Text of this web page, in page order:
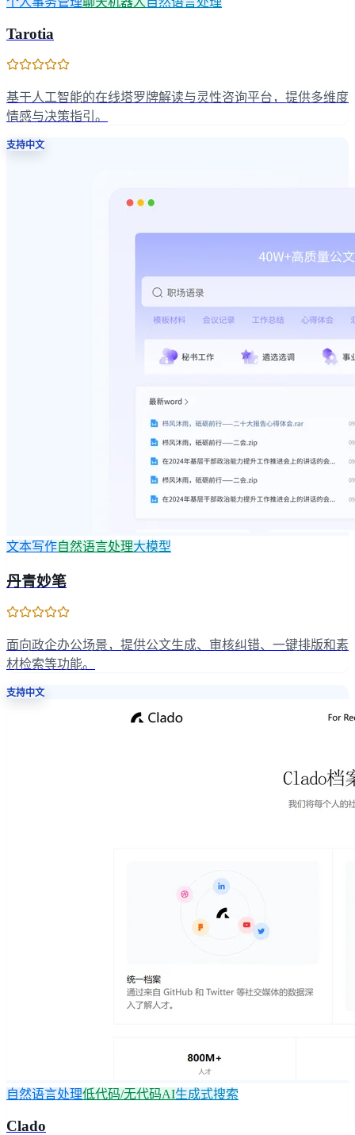
Tarotia
基于人工智能的在线塔罗牌解读与灵性咨询平台，提供多维度
情感与决策指引。
支持中文
文本写作自然语言处理大模型
丹青妙笔
面向政企办公场景，提供公文生成、审核纠错、一键排版和素
材检索等功能。
支持中文
自然语言处理低代码/无代码AI生成式搜索
Clado